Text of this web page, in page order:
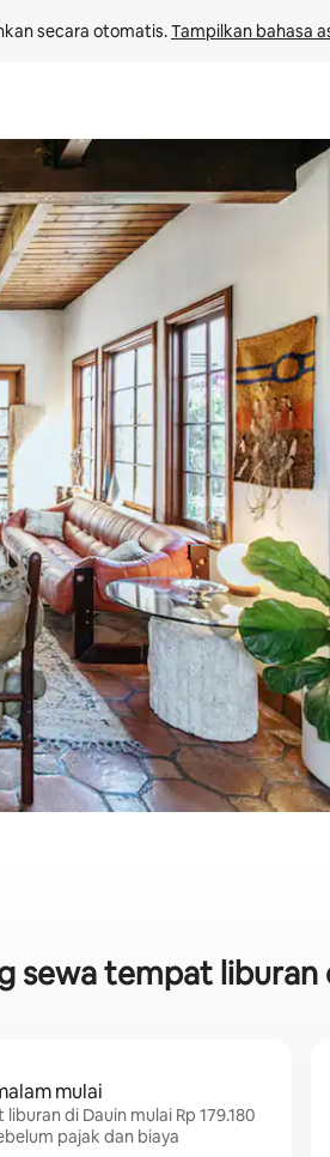
secara otomatis. Tampilkan bahasa
atau jelajahi dengan sentuhan atau
sewa tempat liburan
mulai
di Dauin mulai Rp 179.180
pajak dan biaya